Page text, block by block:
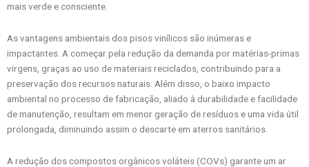
mais verde e consciente.
As vantagens ambientais dos pisos vinílicos são inúmeras e
impactantes. A começar pela redução da demanda por matérias-primas
virgens, graças ao uso de materiais reciclados, contribuindo para a
preservação dos recursos naturais. Além disso, o baixo impacto
ambiental no processo de fabricação, aliado à durabilidade e facilidade
de manutenção, resultam em menor geração de resíduos e uma vida útil
prolongada, diminuindo assim o descarte em aterros sanitários.
A redução dos compostos orgânicos voláteis (COVs) garante um ar